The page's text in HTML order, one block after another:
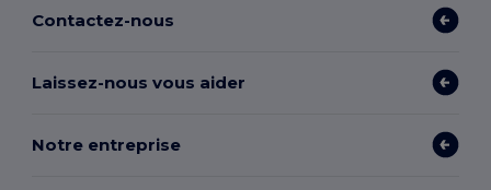
Contactez-nous
Laissez-nous vous aider
Notre entreprise